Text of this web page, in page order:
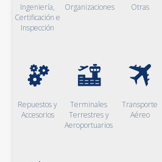
Ingeniería,
Certificación e
Inspección
Organizaciones Otras
Repuestos y
Accesorios
Terminales
Terrestres y
Aeroportuarios
Transporte
Aéreo